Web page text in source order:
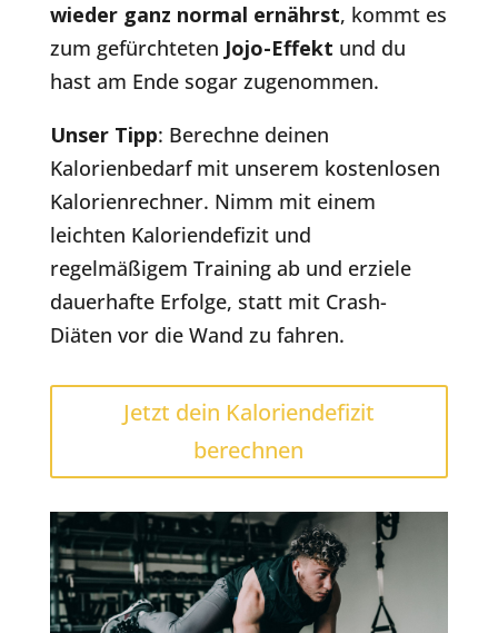
wieder ganz normal ernährst, kommt es
zum gefürchteten Jojo-Effekt und du
hast am Ende sogar zugenommen.
Unser Tipp: Berechne deinen
Kalorienbedarf mit unserem kostenlosen
Kalorienrechner. Nimm mit einem
leichten Kaloriendefizit und
regelmäßigem Training ab und erziele
dauerhafte Erfolge, statt mit Crash-
Diäten vor die Wand zu fahren.
Jetzt dein Kaloriendefizit
berechnen